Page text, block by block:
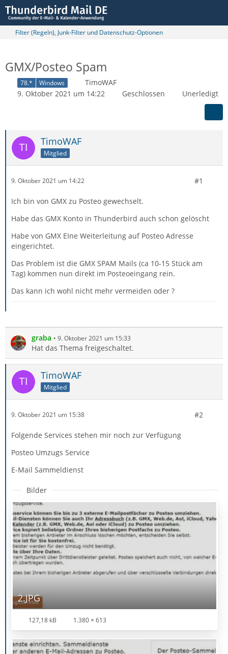
Filter (Regeln), Junk-Filter und Datenschutz-Optionen
GMX/Posteo Spam
78.* Windows
TimoWAF
9. Oktober 2021 um 14:22
Geschlossen Unerledigt
TimoWAF
Mitglied
9. Oktober 2021 um 14:22 #1
Ich bin von GMX zu Posteo gewechselt.
Habe das GMX Konto in Thunderbird auch schon gelöscht
Habe von GMX EIne Weiterleitung auf Posteo Adresse
eingerichtet.
Das Problem ist die GMX SPAM Mails (ca 10-15 Stück am
Tag) kommen nun direkt im Posteoeingang rein.
Das kann ich wohl nicht mehr vermeiden oder ?
graba 9. Oktober 2021 um 15:33
Hat das Thema freigeschaltet.
TimoWAF
Mitglied
9. Oktober 2021 um 15:38 #2
Folgende Services stehen mir noch zur Verfügung
Posteo Umzugs Service
E-Mail Sammeldienst
Bilder
2.JPG
127,18 kB 1.380 × 613